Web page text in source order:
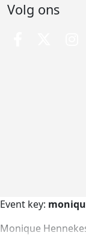
Volg ons
Event key:
Monique